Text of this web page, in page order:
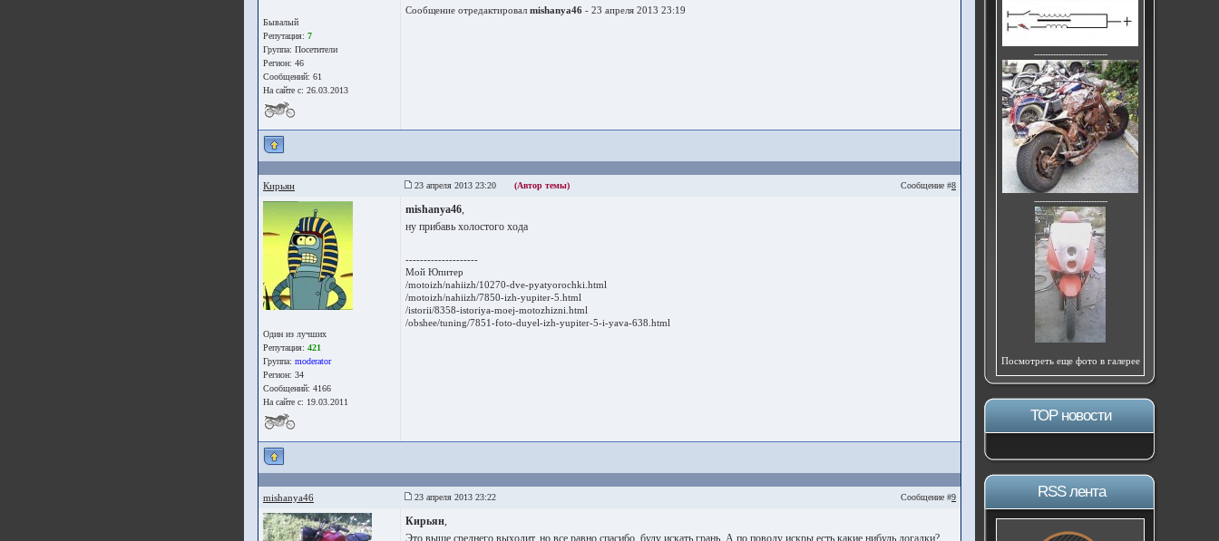
Бывалый
Репутация: 7
Группа: Посетители
Регион: 46
Сообщений: 61
На сайте с: 26.03.2013
Сообщение отредактировал mishanya46 - 23 апреля 2013 23:19
Кирьян 23 апреля 2013 23:20 (Автор темы) Сообщение #8
Один из лучших
Репутация: 421
Группа: moderator
Регион: 34
Сообщений: 4166
На сайте с: 19.03.2011
mishanya46,
ну прибавь холостого хода
--------------------
Мой Юпитер
/motoizh/nahiizh/10270-dve-pyatyorochki.html
/motoizh/nahiizh/7850-izh-yupiter-5.html
/istorii/8358-istoriya-moej-motozhizni.html
/obshee/tuning/7851-foto-duyel-izh-yupiter-5-i-yava-638.html
mishanya46 23 апреля 2013 23:22 Сообщение #9
Кирьян,
Это выше среднего выходит, но все равно спасибо, буду искать грань. А по поводу искры есть какие нибудь догадки?
---------------------------
---------------------------
Посмотреть еще фото в галерее
ТОР новости
RSS лента